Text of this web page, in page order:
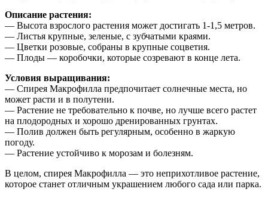
Описание растения:
— Высота взрослого растения может достигать 1-1,5 метров.
— Листья крупные, зеленые, с зубчатыми краями.
— Цветки розовые, собраны в крупные соцветия.
— Плоды — коробочки, которые созревают в конце лета.
Условия выращивания:
— Спирея Макрофилла предпочитает солнечные места, но
может расти и в полутени.
— Растение не требовательно к почве, но лучше всего растет
на плодородных и хорошо дренированных грунтах.
— Полив должен быть регулярным, особенно в жаркую
погоду.
— Растение устойчиво к морозам и болезням.
В целом, спирея Макрофилла — это неприхотливое растение,
которое станет отличным украшением любого сада или парка.